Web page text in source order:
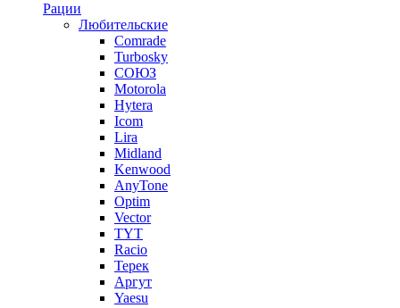
Рации
Любительские
Comrade
Turbosky
СОЮЗ
Motorola
Hytera
Icom
Lira
Midland
Kenwood
AnyTone
Optim
Vector
TYT
Racio
Терек
Аргут
Yaesu